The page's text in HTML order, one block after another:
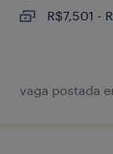
R$7,501 -
vaga postada